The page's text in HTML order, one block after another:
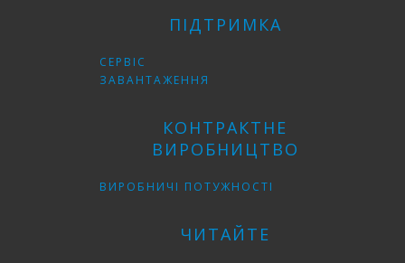
ПІДТРИМКА
СЕРВІС
ЗАВАНТАЖЕННЯ
КОНТРАКТНЕ
ВИРОБНИЦТВО
ВИРОБНИЧІ ПОТУЖНОСТІ
ЧИТАЙТЕ